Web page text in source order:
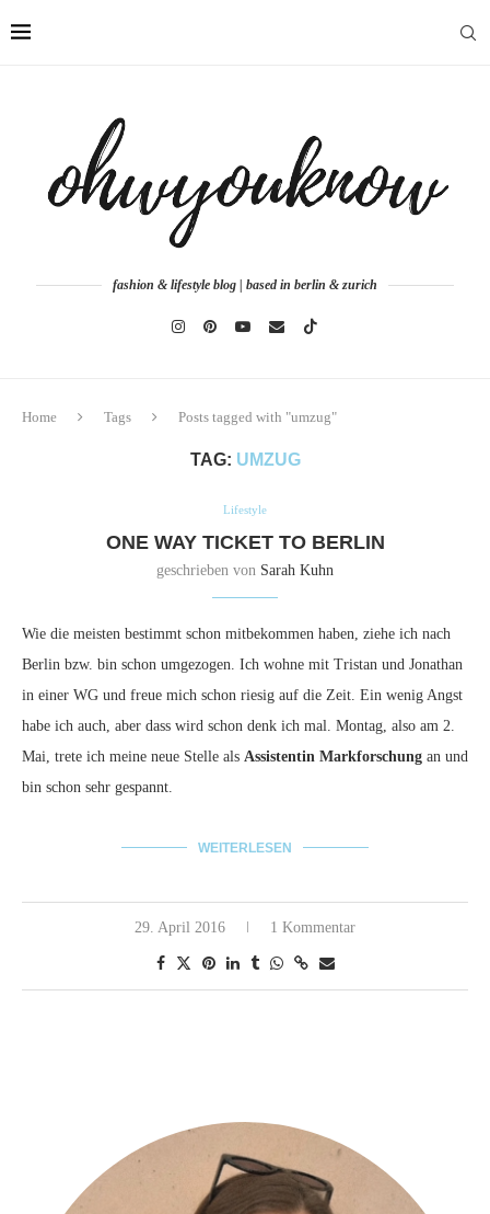
fashion & lifestyle blog | based in berlin & zurich
Home Tags Posts tagged with "umzug"
TAG: UMZUG
Lifestyle
ONE WAY TICKET TO BERLIN
geschrieben von Sarah Kuhn
Wie die meisten bestimmt schon mitbekommen haben, ziehe ich nach
Berlin bzw. bin schon umgezogen. Ich wohne mit Tristan und Jonathan
in einer WG und freue mich schon riesig auf die Zeit. Ein wenig Angst
habe ich auch, aber dass wird schon denk ich mal. Montag, also am 2.
Mai, trete ich meine neue Stelle als Assistentin Markforschung an und
bin schon sehr gespannt.
WEITERLESEN
29. April 2016 1 Kommentar